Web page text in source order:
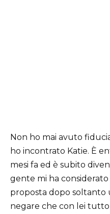
Non ho mai avuto
ho incontrato Katie. È
mesi fa ed è subito
gente mi ha
proposta dopo soltanto
negare che con lei